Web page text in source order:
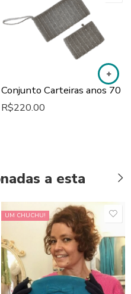
Conjunto Carteiras anos 70
R$220.00
a esta
UM CHUCHU!